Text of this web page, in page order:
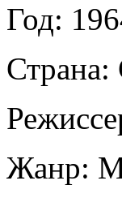
Год:
Страна:
Жанр: